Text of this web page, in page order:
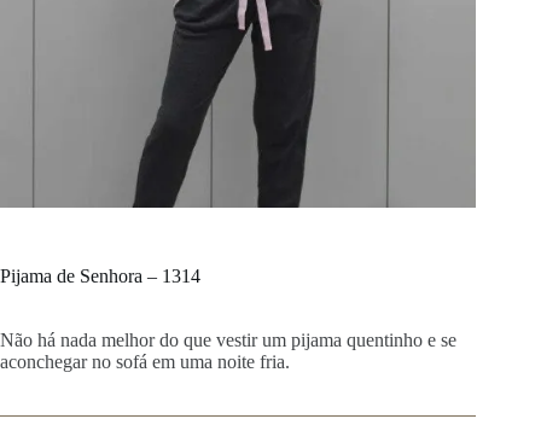
Pijama de Senhora – 1314
Não há nada melhor do que vestir um pijama quentinho e se
aconchegar no sofá em uma noite fria.